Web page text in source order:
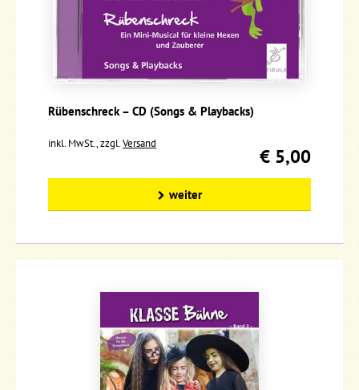
Rübenschreck – CD (Songs & Playbacks)
inkl. MwSt., zzgl.Versand
€ 5,00
weiter